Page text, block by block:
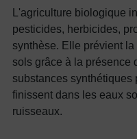
L'agriculture biologique
pesticides, herbicides,
synthèse. Elle prévient
sols grâce à la présence
substances synthétiques
finissent dans les eaux
ruisseaux.